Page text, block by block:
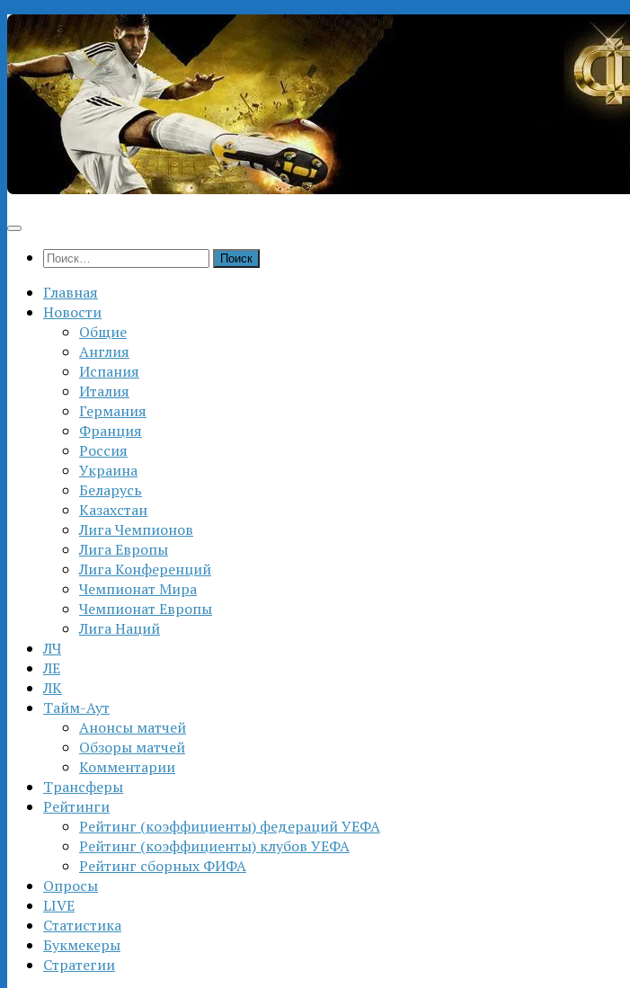
Перейти
к
содержимому
Найти:
Главная
Новости
Общие
Англия
Испания
Италия
Германия
Франция
Россия
Украина
Беларусь
Казахстан
Лига Чемпионов
Лига Европы
Лига Конференций
Чемпионат Мира
Чемпионат Европы
Лига Наций
ЛЧ
ЛЕ
ЛК
Тайм-Аут
Анонсы матчей
Обзоры матчей
Комментарии
Трансферы
Рейтинги
Рейтинг (коэффициенты) федераций УЕФА
Рейтинг (коэффициенты) клубов УЕФА
Рейтинг сборных ФИФА
Опросы
LIVE
Статистика
Букмекеры
Стратегии